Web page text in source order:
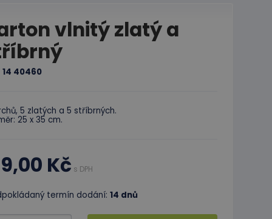
vlnitý zlatý a
14 40460
5 zlatých a 5 stříbrných.
25 x 35 cm.
Kč s DPH
termín dodání: 14 dnů